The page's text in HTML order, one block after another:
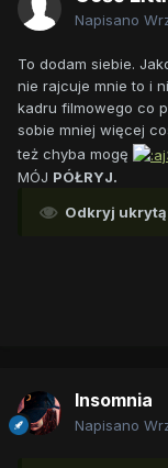
Napisano
To dodam siebie.
nie rajcuje mnie to i
kadru filmowego co
sobie mniej więcej
też chyba mogę
MÓJ PÓŁRYJ.
Odkryj
Insomnia
Napisano